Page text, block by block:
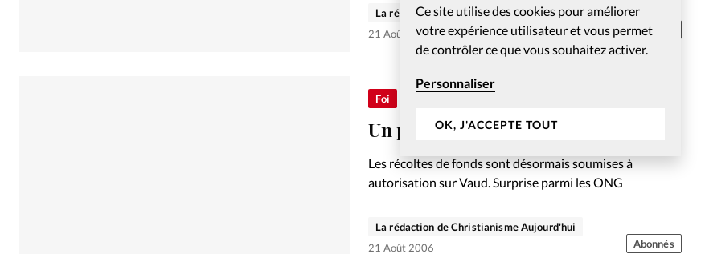
Ce site utilise des cookies pour améliorer
votre expérience utilisateur et vous permet
de contrôler ce que vous souhaitez activer.
Personnaliser
OK, J'ACCEPTE TOUT
septembre prochain
La rédaction de Christianisme Aujourd'hui
21 Août 2006
Abonnés
Foi
Un permis de récolter des fonds
Les récoltes de fonds sont désormais soumises à
autorisation sur Vaud. Surprise parmi les ONG
La rédaction de Christianisme Aujourd'hui
21 Août 2006
Abonnés